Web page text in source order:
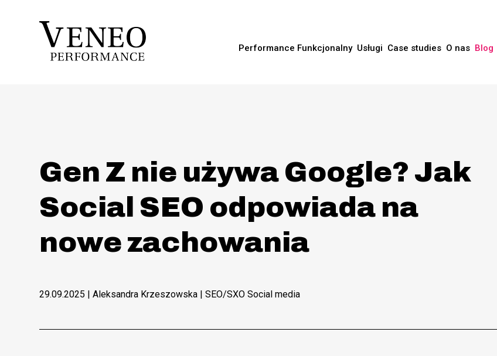
Performance Funkcjonalny Usługi Case studies O nas Blog
Gen Z nie używa Google? Jak
Social SEO odpowiada na
nowe zachowania
29.09.2025 | Aleksandra Krzeszowska |SEO/SXO Social media